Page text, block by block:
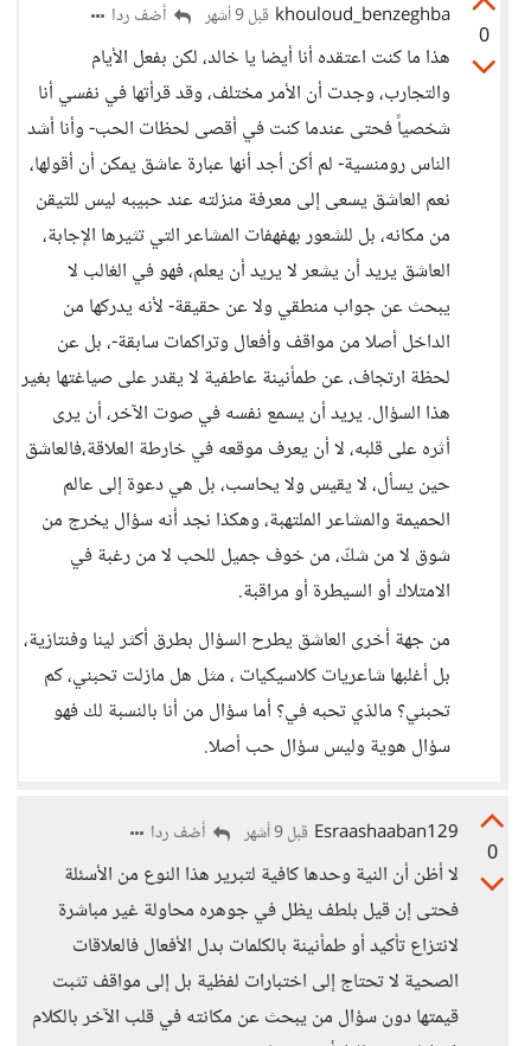
0
khouloud_benzeghba قبل 9 أشهر أضف ردا
هذا ما كنت اعتقده أنا أيضا يا خالد، لكن بفعل الأيام
والتجارب، وجدت أن الأمر مختلف، وقد قرأتها في نفسي أنا
شخصياً فحتى عندما كنت في أقصى لحظات الحب- وأنا أشد
الناس رومنسية- لم أكن أجد أنها عبارة عاشق يمكن أن أقولها،
نعم العاشق يسعى إلى معرفة منزلته عند حبيبه ليس للتيقن
من مكانه، بل للشعور بهفهفات المشاعر التي تثيرها الإجابة،
العاشق يريد أن يشعر لا يريد أن يعلم، فهو في الغالب لا
يبحث عن جواب منطقي ولا عن حقيقة- لأنه يدركها من
الداخل أصلا من مواقف وأفعال وتراكمات سابقة-، بل عن
لحظة ارتجاف، عن طمأنينة عاطفية لا يقدر على صياغتها بغير
هذا السؤال. يريد أن يسمع نفسه في صوت الآخر، أن يرى
أثره على قلبه، لا أن يعرف موقعه في خارطة العلاقة،فالعاشق
حين يسأل، لا يقيس ولا يحاسب، بل هي دعوة إلى عالم
الحميمة والمشاعر الملتهبة، وهكذا نجد أنه سؤال يخرج من
شوق لا من شكّ، من خوف جميل للحب لا من رغبة في
الامتلاك أو السيطرة أو مراقبة.
من جهة أخرى العاشق يطرح السؤال بطرق أكثر لينا وفنتازية،
بل أغلبها شاعريات كلاسيكيات ، مثل هل مازلت تحبني، كم
تحبني؟ مالذي تحبه في؟ أما سؤال من أنا بالنسبة لك فهو
سؤال هوية وليس سؤال حب أصلا.
0
Esraashaaban129 قبل 9 أشهر أضف ردا
لا أظن أن النية وحدها كافية لتبرير هذا النوع من الأسئلة
فحتى إن قيل بلطف يظل في جوهره محاولة غير مباشرة
لانتزاع تأكيد أو طمأنينة بالكلمات بدل الأفعال فالعلاقات
الصحية لا تحتاج إلى اختبارات لفظية بل إلى مواقف تثبت
قيمتها دون سؤال من يبحث عن مكانته في قلب الآخر بالكلام